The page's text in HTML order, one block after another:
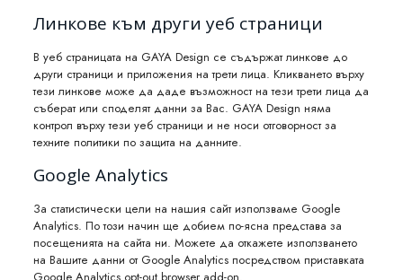
Линкове към други уеб страници
В уеб страницата на GAYA Design се съдържат линкове до
други страници и приложения на трети лица. Кликването върху
тези линкове може да даде възможност на тези трети лица да
съберат или споделят данни за Вас. GAYA Design няма
контрол върху тези уеб страници и не носи отговорност за
техните политики по защита на данните.
Google Analytics
За статистически цели на нашия сайт използваме Google
Analytics. По този начин ще добием по-ясна представа за
посещенията на сайта ни. Можете да откажете използването
на Вашите данни от Google Analytics посредством приставката